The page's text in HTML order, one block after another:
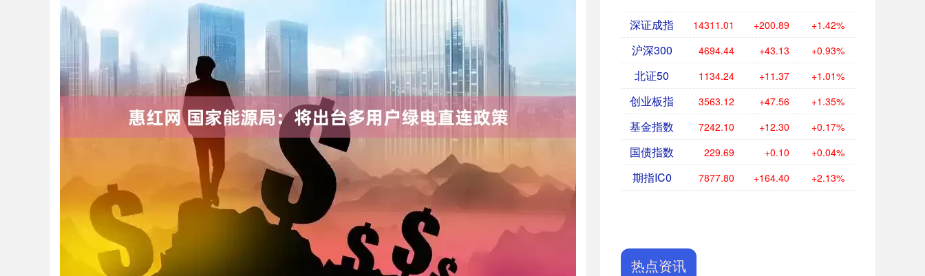
深证成指 14311.01 +200.89 +1.42%
沪深300 4694.44 +43.13 +0.93%
北证50 1134.24 +11.37 +1.01%
创业板指 3563.12 +47.56 +1.35%
基金指数 7242.10 +12.30 +0.17%
国债指数 229.69 +0.10 +0.04%
期指IC0 7877.80 +164.40 +2.13%
热点资讯